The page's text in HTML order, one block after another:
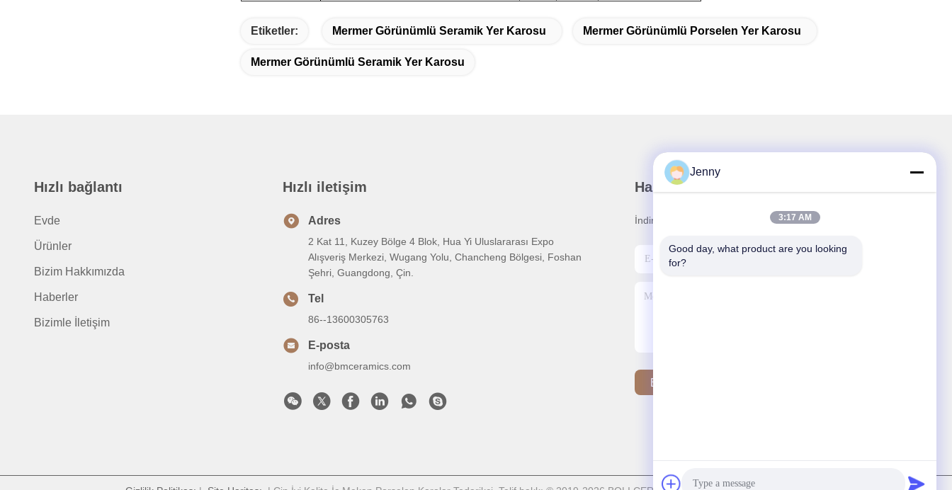
Etiketler: Mermer Görünümlü Seramik Yer Karosu Mermer Görünümlü Porselen Yer Karosu
Mermer Görünümlü Seramik Yer Karosu
Hızlı bağlantı
Evde
Ürünler
Bizim Hakkımızda
Haberler
Bizimle İletişim
Hızlı iletişim
Adres
2 Kat 11, Kuzey Bölge 4 Blok, Hua Yi Uluslararası Expo
Alışveriş Merkezi, Wugang Yolu, Chancheng Bölgesi, Foshan
Şehri, Guangdong, Çin.
Tel
86--13600305763
E-posta
info@bmceramics.com
Haber Bültenimiz
İndirimler ve daha fazlası için bültenimize abone olun.
Bizimle İletişim
Jenny
3:17 AM
Good day, what product are you looking
for?